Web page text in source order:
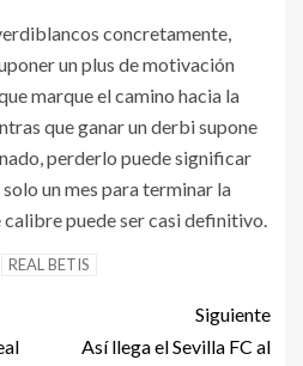
concretamente,
un plus de motivación
marque el camino hacia la
que ganar un derbi supone
perderlo puede significar
un mes para terminar la
calibre puede ser casi definitivo.
REAL BETIS
Siguiente
Así llega el Sevilla FC al